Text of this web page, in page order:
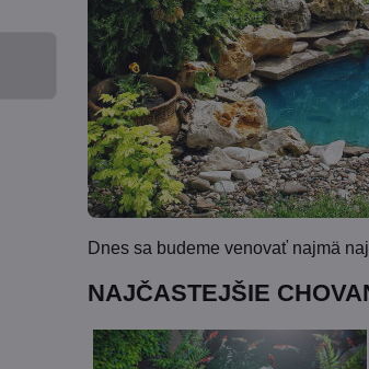
Dnes sa budeme venovať najmä
NAJČASTEJŠIE